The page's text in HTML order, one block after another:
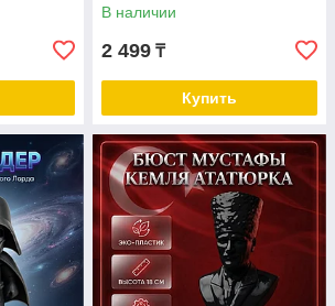
пластик
В наличии
2 499 ₸
Купить